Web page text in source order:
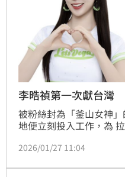
李晧禎第一次獻台灣
被粉絲封為「釜山女神
地便立刻投入工作，為
義，因為這是李晧禎人生
2026/01/27 11:04